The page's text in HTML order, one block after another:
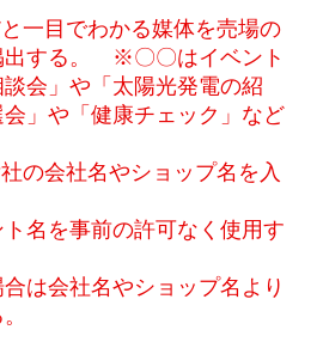
一目でわかる媒体を売場の
出する。 ※〇〇はイベント
会」や「太陽光発電の紹
」や「健康チェック」など
の会社名やショップ名を入
名を事前の許可なく使用す
は会社名やショップ名より